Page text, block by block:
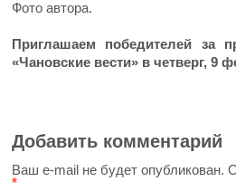
Фото автора.
Приглашаем победителей за
«Чановские вести» в четверг, 9
Добавить комментарий
Ваш e-mail не будет опубликован.
*